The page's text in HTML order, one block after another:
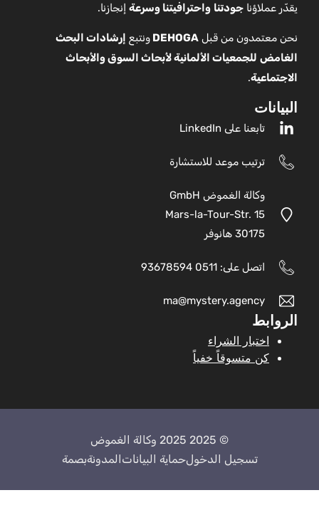
يقدّر عملاؤنا جودتنا واحترافيتنا وسرعة إنجازنا.
نحن معتمدون من قبل DEHOGA ونتبع إرشادات البحث
الغامض للجمعيات الألمانية لأبحاث السوق والأبحاث
الاجتماعية.
البيانات
تابعنا على LinkedIn
ترتيب موعد للاستشارة
وكالة الغموض GmbH
Mars-la-Tour-Str. 15
30175 هانوفر
اتصل على: 0511 93678594
ma@mystery.agency
الروابط
اختبار الشراء
كن متسوقاً خفياً
© 2025 2025 وكالة الغموض
تسجيل الدخولحماية البيانات المدونةبصمة